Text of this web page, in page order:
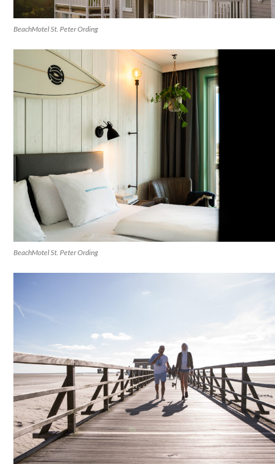
BeachMotel St. Peter Ording
BeachMotel St. Peter Ording